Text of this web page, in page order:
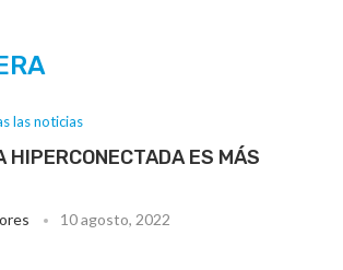
las noticias
HIPERCONECTADA ES MÁS
10 agosto, 2022